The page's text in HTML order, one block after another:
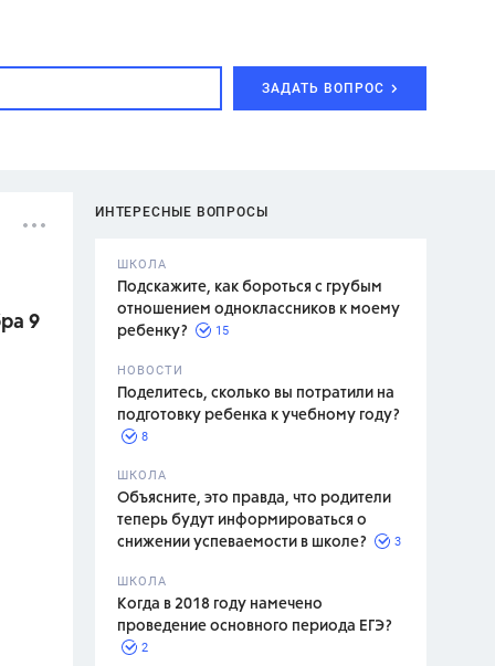
ЗАДАТЬ ВОПРОС
ИНТЕРЕСНЫЕ ВОПРОСЫ
ШКОЛА
Подскажите, как бороться с грубым
отношением одноклассников к моему
ребенку?
15
НОВОСТИ
Поделитесь, сколько вы потратили на
подготовку ребенка к учебному году?
8
ШКОЛА
Объясните, это правда, что родители
теперь будут информироваться о
снижении успеваемости в школе?
3
ШКОЛА
Когда в 2018 году намечено
проведение основного периода ЕГЭ?
2
9